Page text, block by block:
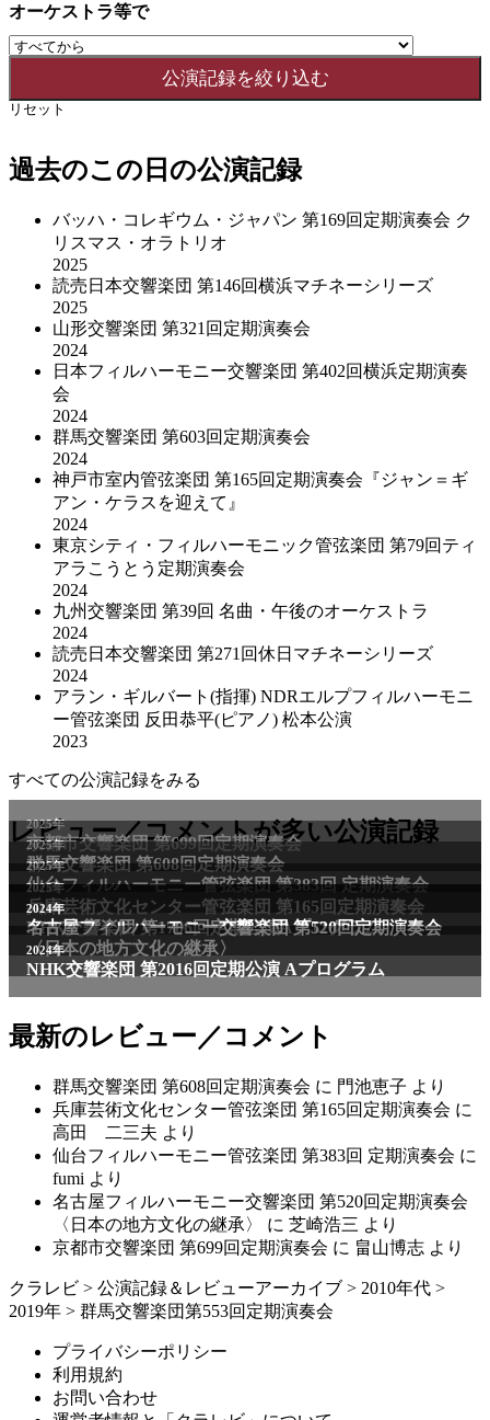
オーケストラ等で
リセット
過去のこの日の公演記録
バッハ・コレギウム・ジャパン 第169回定期演奏会 ク
リスマス・オラトリオ
2025
読売日本交響楽団 第146回横浜マチネーシリーズ
2025
山形交響楽団 第321回定期演奏会
2024
日本フィルハーモニー交響楽団 第402回横浜定期演奏
会
2024
群馬交響楽団 第603回定期演奏会
2024
神戸市室内管弦楽団 第165回定期演奏会『ジャン＝ギ
アン・ケラスを迎えて』
2024
東京シティ・フィルハーモニック管弦楽団 第79回ティ
アラこうとう定期演奏会
2024
九州交響楽団 第39回 名曲・午後のオーケストラ
2024
読売日本交響楽団 第271回休日マチネーシリーズ
2024
アラン・ギルバート(指揮) NDRエルプフィルハーモニ
ー管弦楽団 反田恭平(ピアノ) 松本公演
2023
すべての公演記録をみる
レビュー／コメントが多い公演記録
2025年
京都市交響楽団 第699回定期演奏会
2025年
群馬交響楽団 第608回定期演奏会
2025年
仙台フィルハーモニー管弦楽団 第383回 定期演奏会
2025年
兵庫芸術文化センター管弦楽団 第165回定期演奏会
2011年
NHK交響楽団 第1706回定期公演Aプログラム
2024年
名古屋フィルハーモニー交響楽団 第520回定期演奏会
〈日本の地方文化の継承〉
2024年
NHK交響楽団 第2016回定期公演 Aプログラム
最新のレビュー／コメント
群馬交響楽団 第608回定期演奏会 に 門池恵子 より
兵庫芸術文化センター管弦楽団 第165回定期演奏会 に
高田 二三夫 より
仙台フィルハーモニー管弦楽団 第383回 定期演奏会 に
fumi より
名古屋フィルハーモニー交響楽団 第520回定期演奏会
〈日本の地方文化の継承〉
に 芝崎浩三 より
京都市交響楽団 第699回定期演奏会 に 畠山博志 より
クラレビ > 公演記録＆レビューアーカイブ > 2010年代 >
2019年 > 群馬交響楽団第553回定期演奏会
プライバシーポリシー
利用規約
お問い合わせ